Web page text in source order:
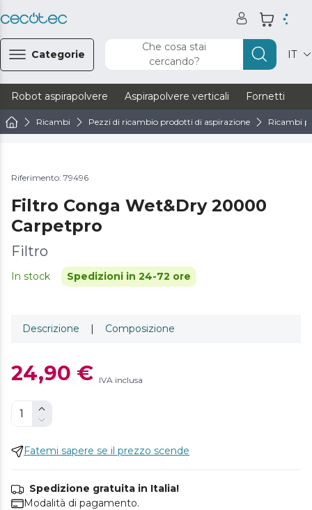
Categorie
Che cosa stai
cercando?
IT
Robot aspirapolvere Aspirapolvere verticali Fornetti
Ricambi Pezzi di ricambio prodotti di aspirazione Ricambi
Riferimento: 79496
Filtro Conga Wet&Dry 20000
Carpetpro
Filtro
In stock Spedizioni in 24-72 ore
Descrizione | Composizione
24,90 € IVA inclusa
Fatemi sapere se il prezzo scende
Spedizione gratuita in Italia!
Modalità di pagamento.